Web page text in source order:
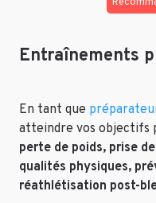
Entraînements
En tant que
atteindre vos objectifs
perte de poids, prise
qualités physiques,
réathlétisation post-